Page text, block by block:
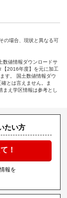
の場合、現状と異なる可
数値情報ダウンロードサ
【2016年度】を元に加工
す。 国土数値情報ダウ
とは言えません。ま
え学区情報は参考とし
たい方
！
報を